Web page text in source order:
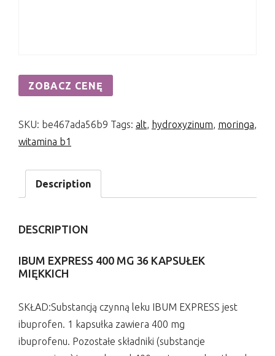
ZOBACZ CENĘ
SKU: be467ada56b9 Tags: alt, hydroxyzinum, moringa,
witamina b1
Description
DESCRIPTION
IBUM EXPRESS 400 MG 36 KAPSUŁEK
MIĘKKICH
SKŁAD:Substancją czynną leku IBUM EXPRESS jest
ibuprofen. 1 kapsułka zawiera 400 mg
ibuprofenu. Pozostałe składniki (substancje